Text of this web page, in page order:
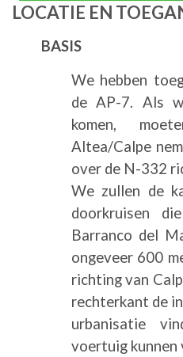
LOCATIE EN
BASIS
We hebben
de AP-7. Als
komen,
Altea/Calpe
over de N-332
We zullen de
doorkruisen
Barranco del
ongeveer 600
richting van
rechterkant de
urbanisatie
voertuig kunnen